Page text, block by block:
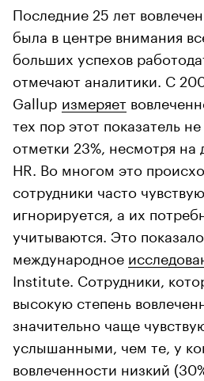
Последние 25 лет
была в центре внимания
больших успехов
отмечают аналитики. С
Gallup измеряет
тех пор этот показатель
отметки 23%, несмотря на
HR. Во многом это
сотрудники часто
игнорируется, а их
учитываются. Это
международное
Institute. Сотрудники,
высокую степень
значительно чаще
услышанными, чем те, у
вовлеченности низкий